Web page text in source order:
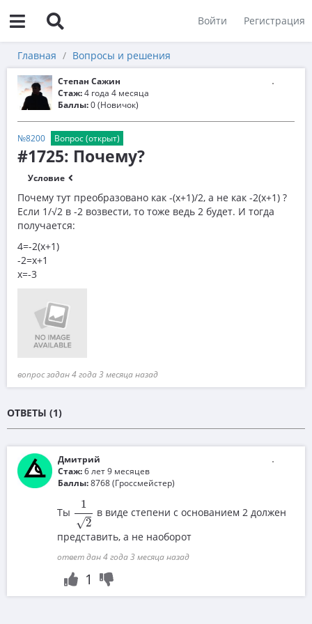
Войти Регистрация
Главная Вопросы и решения
Степан Сажин
Стаж:4 года 4 месяца
Баллы:0 (Новичок)
№8200 Вопрос (открыт)
#1725: Почему?
Условие
Почему тут преобразовано как -(x+1)/2, а не как -2(x+1) ?
Если 1/√2 в -2 возвести, то тоже ведь 2 будет. И тогда
получается:
4=-2(x+1)
-2=x+1
x=-3
вопрос задан 4 года 3 месяца назад
ОТВЕТЫ (1)
Дмитрий
Стаж:6 лет 9 месяцев
Баллы:8768 (Гроссмейстер)
Ты
1
√2
2
в виде степени с основанием 2 должен
представить, а не наоборот
ответ дан 4 года 3 месяца назад
1